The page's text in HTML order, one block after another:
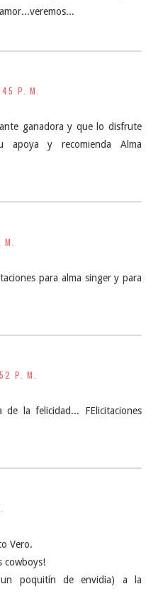
P. M.
ganadora y que lo disfrute
apoya y recomienda Alma
para alma singer y para
P. M.
la felicidad... FElicitaciones
Vero.
cowboys!
poquitín de envidia) a la